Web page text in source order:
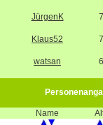
JürgenK
Klaus52
watsan
Name